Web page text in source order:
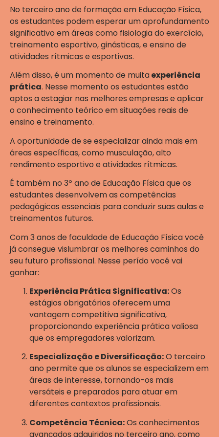
No terceiro ano de formação em Educação Física,
os estudantes podem esperar um aprofundamento
significativo em áreas como fisiologia do exercício,
treinamento esportivo, ginásticas, e ensino de
atividades rítmicas e esportivas.
Além disso, é um momento de muitaexperiência
prática. Nesse momento os estudantes estão
aptos a estagiar nas melhores empresas e aplicar
o conhecimento teórico em situações reais de
ensino e treinamento.
A oportunidade de se especializar ainda mais em
áreas específicas, como musculação, alto
rendimento esportivo e atividades rítmicas.
É também no 3º ano de Educação Física que os
estudantes desenvolvem as competências
pedagógicas essenciais para conduzir suas aulas e
treinamentos futuros.
Com 3 anos de faculdade de Educação Física você
já consegue vislumbrar os melhores caminhos do
seu futuro profissional. Nesse perído você vai
ganhar:
Experiência Prática Significativa:Os
estágios obrigatórios oferecem uma
vantagem competitiva significativa,
proporcionando experiência prática valiosa
que os empregadores valorizam.
Especialização e Diversificação:O terceiro
ano permite que os alunos se especializem em
áreas de interesse, tornando-os mais
versáteis e preparados para atuar em
diferentes contextos profissionais.
Competência Técnica:Os conhecimentos
avançados adquiridos no terceiro ano, como